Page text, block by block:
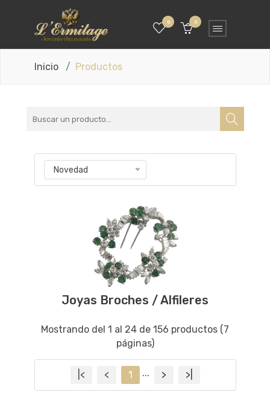
0 0
Inicio Productos
Novedad
Joyas Broches / Alfileres
Mostrando del 1 al 24 de 156 productos (7
páginas)
|< < 1 ... > >|